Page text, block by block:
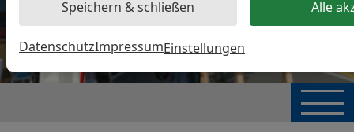
Speichern & schließen
Alle
DatenschutzImpressumEinstellungen